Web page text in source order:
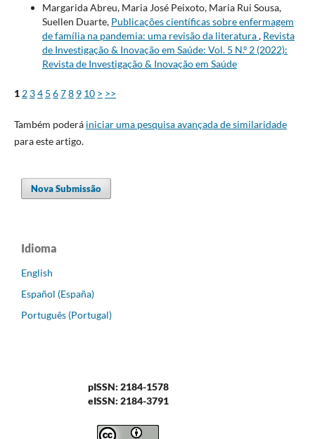
Margarida Abreu, Maria José Peixoto, Maria Rui Sousa,
Suellen Duarte, Publicações científicas sobre enfermagem
de família na pandemia: uma revisão da literatura, Revista
de Investigação & Inovação em Saúde: Vol. 5 N.º 2 (2022):
Revista de Investigação & Inovação em Saúde
1 2 34 5 678 9 10 > >>
Também poderá iniciar uma pesquisa avançada de similaridade
para este artigo.
Nova Submissão
Idioma
English
Español (España)
Português (Portugal)
pISSN: 2184-1578
eISSN: 2184-3791